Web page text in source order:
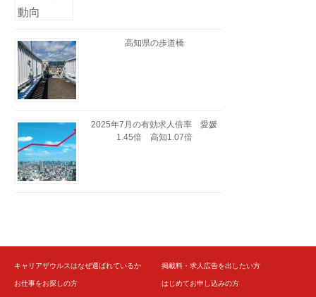
高知県の歩道橋
2025年7月の有効求人倍率 愛媛
1.45倍 高知1.07倍
キャリアザウルスはなぜ選ばれているか
お仕事をお探しの方
掲載料・求人広告を出したい方
はじめてお申し込みの方